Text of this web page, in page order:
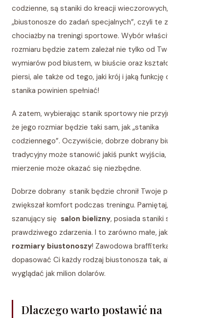
codzienne, są staniki do kreacji wieczorowych, a także
„biustonosze do zadań specjalnych”, czyli te zakładane
chociażby na treningi sportowe. Wybór właściwego
rozmiaru będzie zatem zależał nie tylko od Twoich
wymiarów pod biustem, w biuście oraz kształcie Twoich
piersi, ale także od tego, jaki krój i jaką funkcję dany model
stanika powinien spełniać!
A zatem, wybierając stanik sportowy nie przyjmuj od razu,
że jego rozmiar będzie taki sam, jak „stanika
codziennego”. Oczywiście, dobrze dobrany biustonosz
tradycyjny może stanowić jakiś punkt wyjścia, ale znów –
mierzenie może okazać się niezbędne.
Dobrze dobrany stanik będzie chronił Twoje piersi i
zwiększał komfort podczas treningu. Pamiętaj, że każdy
szanujący się salon bielizny, posiada staniki sportowe z
prawdziwego zdarzenia. I to zarówno małe, jak i
rozmiary biustonoszy! Zawodowa braffiterka pomoże
dopasować Ci każdy rodzaj biustonosza tak, abyś mogła
wyglądać jak milion dolarów.
Dlaczego warto postawić na